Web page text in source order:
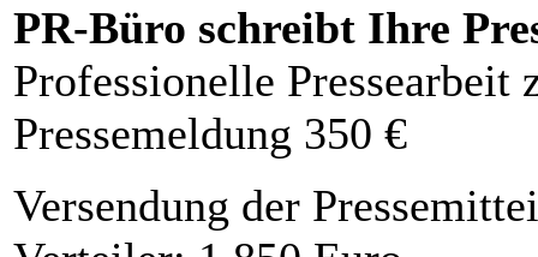
PR-Büro schreibt Ihre
Professionelle Pressearbeit
Pressemeldung 350 €
Versendung der